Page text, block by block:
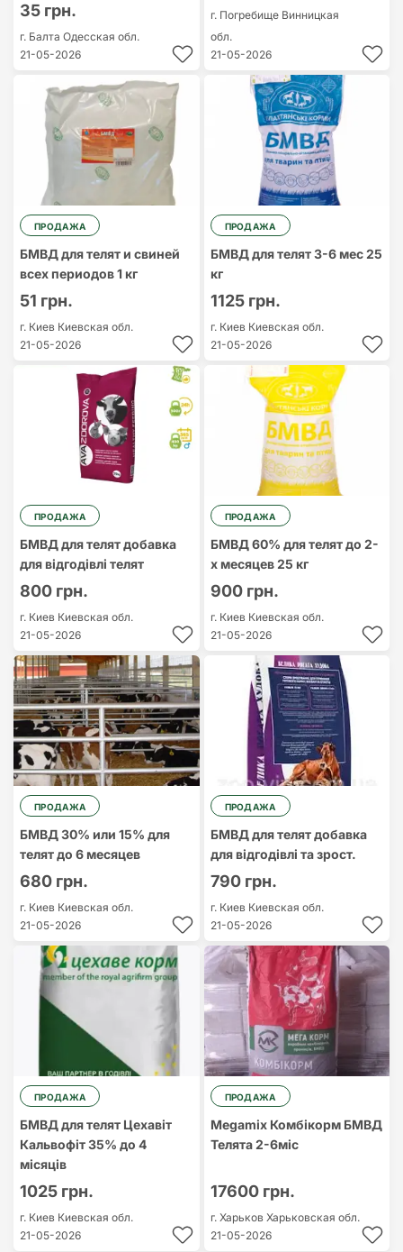
35 грн.
г. Балта Одесская обл.
21-05-2026
г. Погребище Винницкая
обл.
21-05-2026
ПРОДАЖА
БМВД для телят и свиней
всех периодов 1 кг
51 грн.
г. Киев Киевская обл.
21-05-2026
ПРОДАЖА
БМВД для телят 3-6 мес 25
кг
1125 грн.
г. Киев Киевская обл.
21-05-2026
ПРОДАЖА
БМВД для телят добавка
для відгодівлі телят
800 грн.
г. Киев Киевская обл.
21-05-2026
ПРОДАЖА
БМВД 60% для телят до 2-
х месяцев 25 кг
900 грн.
г. Киев Киевская обл.
21-05-2026
ПРОДАЖА
БМВД 30% или 15% для
телят до 6 месяцев
680 грн.
г. Киев Киевская обл.
21-05-2026
ПРОДАЖА
БМВД для телят добавка
для відгодівлі та зрост.
790 грн.
г. Киев Киевская обл.
21-05-2026
ПРОДАЖА
БМВД для телят Цехавіт
Кальвофіт 35% до 4
місяців
1025 грн.
г. Киев Киевская обл.
21-05-2026
ПРОДАЖА
Megamix Комбікорм БМВД
Телята 2-6міс
17600 грн.
г. Харьков Харьковская обл.
21-05-2026